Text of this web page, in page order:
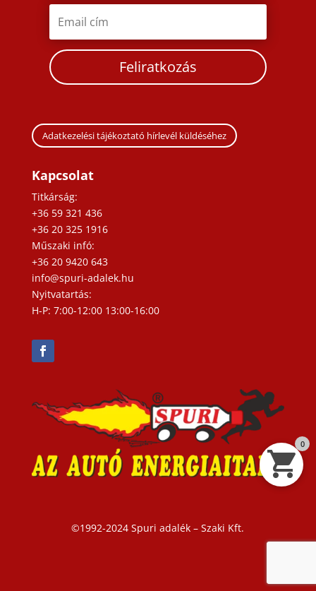
Feliratkozás
Adatkezelési tájékoztató hírlevél küldéséhez
Kapcsolat
Titkárság:
+36 59 321 436
+36 20 325 1916
Műszaki infó:
+36 20 9420 643
info@spuri-adalek.hu
Nyitvatartás:
H-P: 7:00-12:00 13:00-16:00
©1992-2024 Spuri adalék – Szaki Kft.
0